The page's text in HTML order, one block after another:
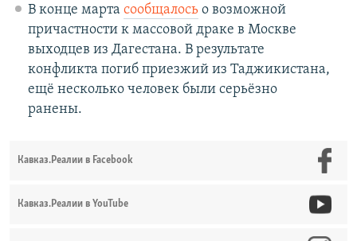
В конце марта сообщалосьо возможной
причастности к массовой драке в Москве
выходцев из Дагестана. В результате
конфликта погиб приезжий из Таджикистана,
ещё несколько человек были серьёзно
ранены.
Кавказ.Реалии в Facebook
Кавказ.Реалии в YouTube